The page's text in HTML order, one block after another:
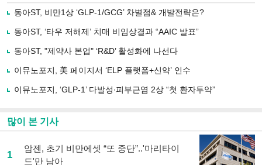
로
사
유
기
동아ST, 비만1상 ‘GLP-1/GCG’ 차별점& 개발전략은?
동아ST, ‘타우 저해제’ 치매 비임상결과 “AAIC 발표”
동아ST, "제약사 본업" ‘R&D’ 활성화에 나선다
이뮤노포지, 美 페이지서 ‘ELP 플랫폼+신약’ 인수
이뮤노포지, ‘GLP-1’ 다발성∙피부근염 2상 “첫 환자투약”
많이 본 기사
1
암젠, 초기 비만에셋 “또 중단”..'마리타이
드'만 남아